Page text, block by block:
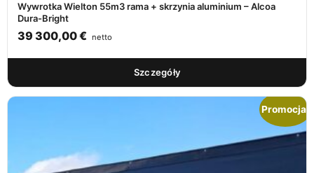
Wywrotka Wielton 55m3 rama + skrzynia aluminium – Alcoa
Dura-Bright
39 300,00€ netto
Szczegóły
Promocja!